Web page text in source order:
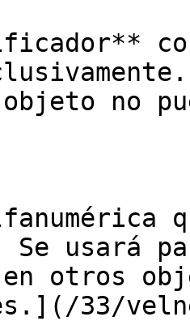
no
usará
otros
33/